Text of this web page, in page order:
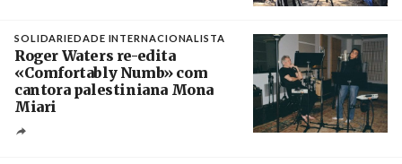
SOLIDARIEDADE INTERNACIONALISTA
Roger Waters re-edita
«Comfortably Numb» com
cantora palestiniana Mona
Miari